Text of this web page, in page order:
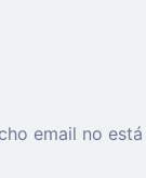
email no